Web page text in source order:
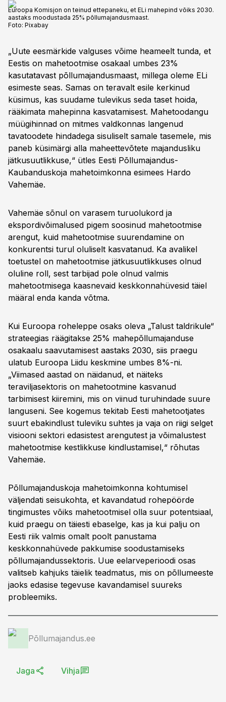
Euroopa Komisjon on teinud ettepaneku, et ELi mahepind võiks 2030.
aastaks moodustada 25% põllumajandusmaast.
Foto: Pixabay
„Uute eesmärkide valguses võime heameelt tunda, et
Eestis on mahetootmise osakaal umbes 23%
kasutatavast põllumajandusmaast, millega oleme ELi
esimeste seas. Samas on teravalt esile kerkinud
küsimus, kas suudame tulevikus seda taset hoida,
rääkimata mahepinna kasvatamisest. Mahetoodangu
müügihinnad on mitmes valdkonnas langenud
tavatoodete hindadega sisuliselt samale tasemele, mis
paneb küsimärgi alla maheettevõtete majandusliku
jätkusuutlikkuse,“ ütles Eesti Põllumajandus-
Kaubanduskoja mahetoimkonna esimees Hardo
Vahemäe.
Vahemäe sõnul on varasem turuolukord ja
ekspordivõimalused pigem soosinud mahetootmise
arengut, kuid mahetootmise suurendamine on
konkurentsi turul oluliselt kasvatanud. Ka avalikel
toetustel on mahetootmise jätkusuutlikkuses olnud
oluline roll, sest tarbijad pole olnud valmis
mahetootmisega kaasnevaid keskkonnahüvesid täiel
määral enda kanda võtma.
Kui Euroopa roheleppe osaks oleva „Talust taldrikule“
strateegias räägitakse 25% mahepõllumajanduse
osakaalu saavutamisest aastaks 2030, siis praegu
ulatub Euroopa Liidu keskmine umbes 8%-ni.
„Viimased aastad on näidanud, et näiteks
teraviljasektoris on mahetootmine kasvanud
tarbimisest kiiremini, mis on viinud turuhindade suure
languseni. See kogemus tekitab Eesti mahetootjates
suurt ebakindlust tuleviku suhtes ja vaja on riigi selget
visiooni sektori edasistest arengutest ja võimalustest
mahetootmise kestlikkuse kindlustamisel,“ rõhutas
Vahemäe.
Põllumajanduskoja mahetoimkonna kohtumisel
väljendati seisukohta, et kavandatud rohepöörde
tingimustes võiks mahetootmisel olla suur potentsiaal,
kuid praegu on täiesti ebaselge, kas ja kui palju on
Eesti riik valmis omalt poolt panustama
keskkonnahüvede pakkumise soodustamiseks
põllumajandussektoris. Uue eelarveperioodi osas
valitseb kahjuks täielik teadmatus, mis on põllumeeste
jaoks edasise tegevuse kavandamisel suureks
probleemiks.
Põllumajandus.ee
Jaga Vihja